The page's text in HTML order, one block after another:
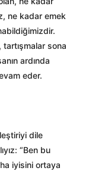
ne kadar emek
sona
ardında
eder.
dile
“Ben bu
iyisini ortaya